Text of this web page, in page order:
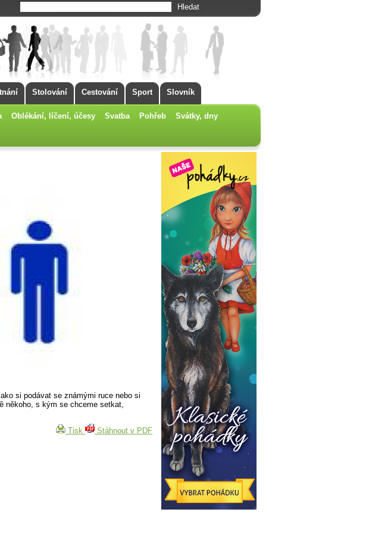
Stolování Cestování Sport Slovník
Oblékání, líčení, účesy Svatba Pohřeb
Svátky, dny
si podávat se známými ruce nebo si
někoho, s kým se chceme setkat,
Tisk Stáhnout v PDF